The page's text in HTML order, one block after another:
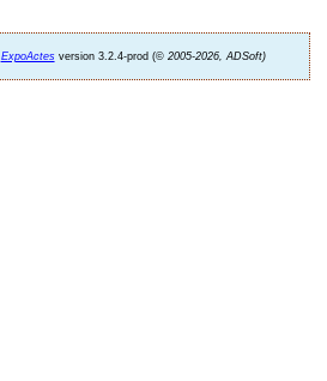
ExpoActesversion 3.2.4-prod (©2005-2026, ADSoft)